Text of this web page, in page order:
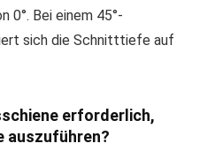
0°. Bei einem 45°-
sich die Schnitttiefe auf
erforderlich,
auszuführen?